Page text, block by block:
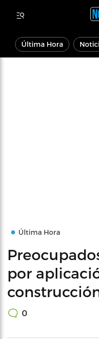
Última Hora
Última Hora
por
0